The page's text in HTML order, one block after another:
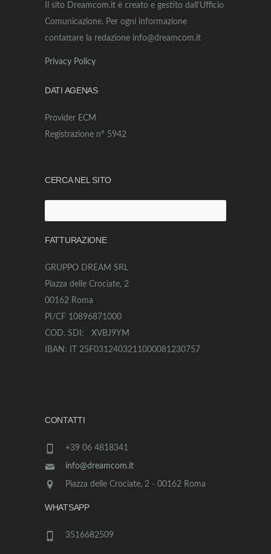
Il sito Dreamcom.it è creato e gestito dall’Ufficio
Comunicazione. Per ogni informazione
contattare la redazione info@dreamcom.it
Privacy Policy
DATI AGENAS
Provider ECM
Registrazione n° 5942
CERCA NEL SITO
per:
FATTURAZIONE
GRUPPO DREAM SRL
Piazza delle Crociate, 2
00162 Roma
PI/CF 10896871000
COD. SDI: XVBJ9YM
IBAN: IT 25F0312403211000081230757
CONTATTI
+39 06 4818341
info@dreamcom.it
Piazza delle Crociate, 2 - 00162 Roma
WHATSAPP
3516682509